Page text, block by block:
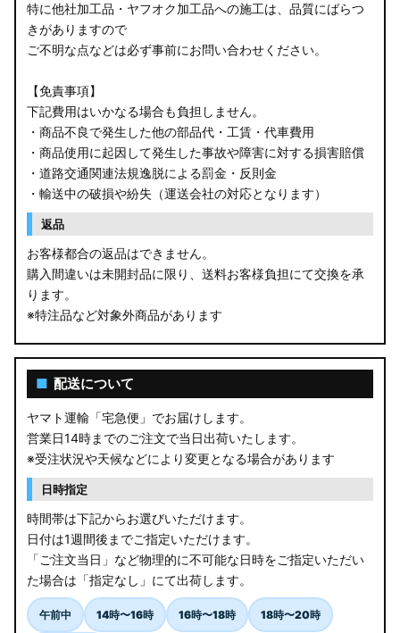
特に他社加工品・ヤフオク加工品への施工は、品質にばらつ
きがありますので
ご不明な点などは必ず事前にお問い合わせください。
【免責事項】
下記費用はいかなる場合も負担しません。
・商品不良で発生した他の部品代・工賃・代車費用
・商品使用に起因して発生した事故や障害に対する損害賠償
・道路交通関連法規逸脱による罰金・反則金
・輸送中の破損や紛失（運送会社の対応となります）
返品
お客様都合の返品はできません。
購入間違いは未開封品に限り、送料お客様負担にて交換を承
ります。
※特注品など対象外商品があります
■ 配送について
ヤマト運輸「宅急便」でお届けします。
営業日14時までのご注文で当日出荷いたします。
※受注状況や天候などにより変更となる場合があります
日時指定
時間帯は下記からお選びいただけます。
日付は1週間後までご指定いただけます。
「ご注文当日」など物理的に不可能な日時をご指定いただい
た場合は「指定なし」にて出荷します。
午前中 14時〜16時 16時〜18時 18時〜20時